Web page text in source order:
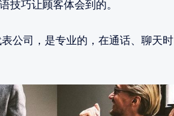
技巧让顾客体会到的。
公司，是专业的，在通话、聊天时